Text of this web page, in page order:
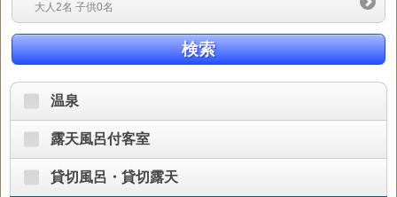
大人2名 子供0名
検索
温泉
露天風呂付客室
貸切風呂・貸切露天